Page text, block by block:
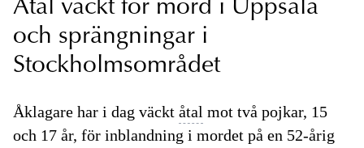
Åtal väckt för mord i Uppsala
och sprängningar i
Stockholmsområdet
Åklagare har i dag väckt åtal mot två pojkar, 15
och 17 år, för inblandning i mordet på en 52-årig